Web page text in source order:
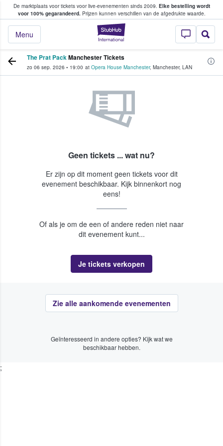
De marktplaats voor tickets voor live-evenementen sinds 2009. Elke bestelling wordt
voor 100% gegarandeerd.Prijzen kunnen verschillen van de afgedrukte waarde.
StubHub: waar
Menu
tickets kopen en verkopen
The Prat PackManchester Tickets
zo 06 sep. 2026 • 19:00 at Opera House Manchester, Manchester, LAN
Geen tickets ... wat nu?
Er zijn op dit moment geen tickets voor dit
evenement beschikbaar. Kijk binnenkort nog
eens!
Of als je om de een of andere reden niet naar
dit evenement kunt...
Je tickets verkopen
Zie alle aankomende evenementen
Geïnteresseerd in andere opties? Kijk wat we
beschikbaar hebben.
;